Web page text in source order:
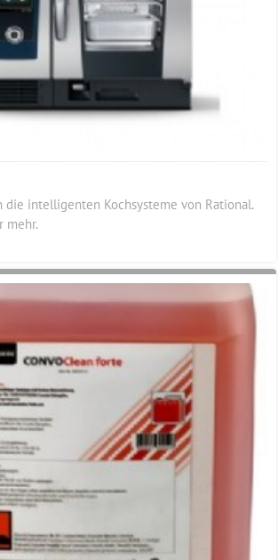
die intelligenten Kochsysteme von Rational.
mehr.